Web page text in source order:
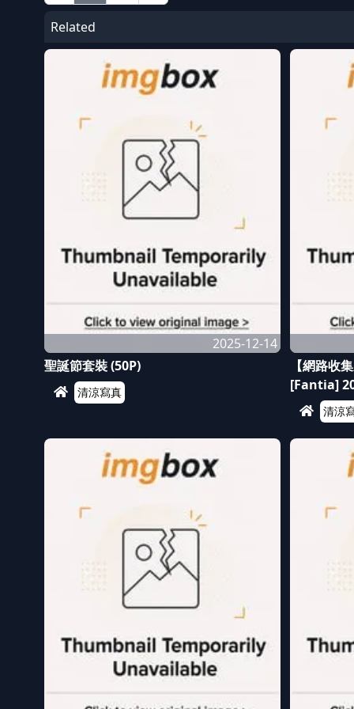
Related
2025-12-14
聖誕節套裝 (50P)
清涼寫真
【網路收
[Fantia]
清涼